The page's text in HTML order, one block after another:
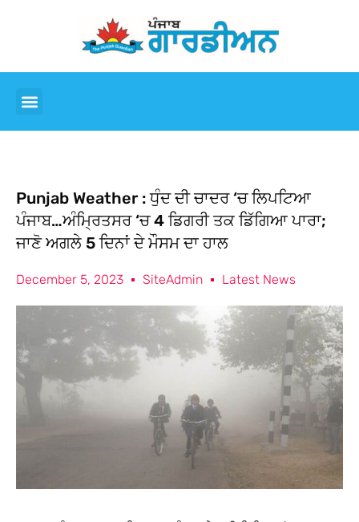
Punjab Weather : ਧੁੰਦ ਦੀ ਚਾਦਰ ‘ਚ ਲਿਪਟਿਆ
ਪੰਜਾਬ…ਅੰਮ੍ਰਿਤਸਰ ‘ਚ 4 ਡਿਗਰੀ ਤਕ ਡਿੱਗਿਆ ਪਾਰਾ;
ਜਾਣੋ ਅਗਲੇ 5 ਦਿਨਾਂ ਦੇ ਮੌਸਮ ਦਾ ਹਾਲ
December 5, 2023 SiteAdmin Latest News